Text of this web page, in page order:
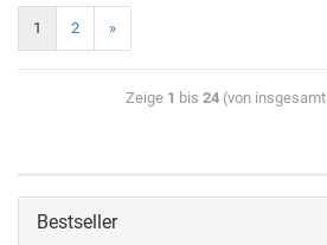
1 2 »
Zeige 1 bis 24(von insgesamt
Bestseller